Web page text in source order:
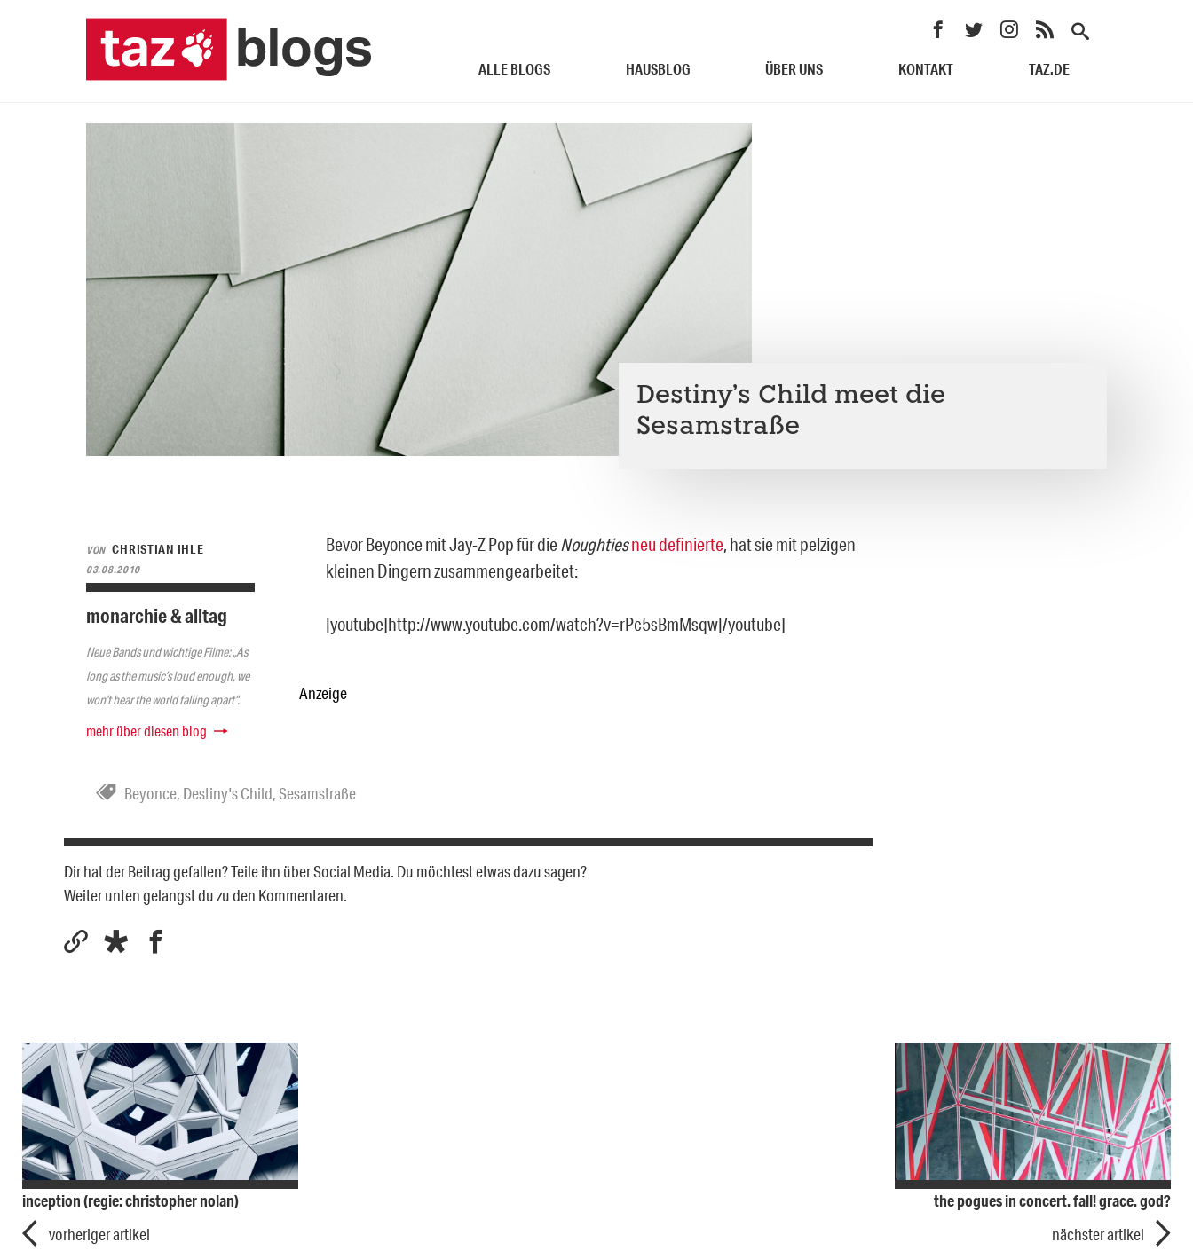
ALLE BLOGS HAUSBLOG ÜBER UNS KONTAKT TAZ.DE
Destiny’s Child meet die
Sesamstraße
VON CHRISTIAN IHLE
03.08.2010
monarchie & alltag
Neue Bands und wichtige Filme: „As
long as the music’s loud enough, we
won’t hear the world falling apart“.
mehr über diesen blog
Bevor Beyonce mit Jay-Z Pop für dieNoughtiesneu definierte, hat sie mit pelzigen
kleinen Dingern zusammengearbeitet:
[youtube]http://www.youtube.com/watch?v=rPc5sBmMsqw[/youtube]
Anzeige
Beyonce, Destiny's Child,Sesamstraße
Dir hat der Beitrag gefallen? Teile ihn über Social Media. Du möchtest etwas dazu sagen?
Weiter unten gelangst du zu den Kommentaren.
inception (regie: christopher nolan)
vorheriger artikel
the pogues in concert. fall! grace. god?
nächster artikel